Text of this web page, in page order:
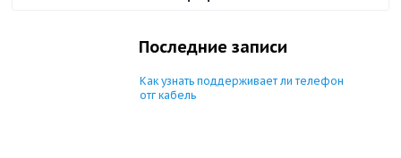
Последние записи
Как узнать поддерживает ли телефон
отг кабель